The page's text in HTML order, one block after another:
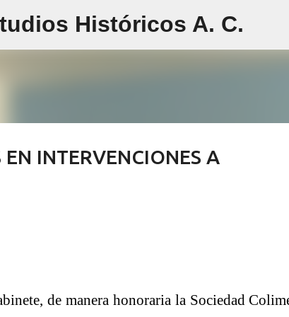
Ir al contenido principal
Históricos A. C.
INTERVENCIONES A
de manera honoraria la Sociedad